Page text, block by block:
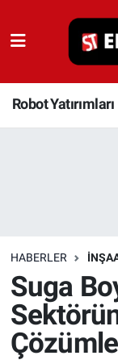
Robot Yatırımları
HABERLER
Suga
Robot
Bakım 4.0
Depolama
İnşaat ve
HaberOrtak